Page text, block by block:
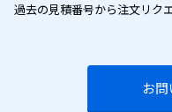
過去の見積番号から注文リク
お